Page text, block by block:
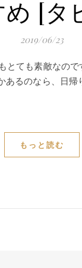
[タ
2019/06/23
とても素敵なの
るのなら、日
もっと読む